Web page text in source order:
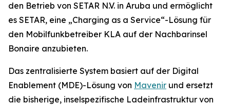
den Betrieb von SETAR N.V. in Aruba und ermöglicht
es SETAR, eine „Charging as a Service“-Lösung für
den Mobilfunkbetreiber KLA auf der Nachbarinsel
Bonaire anzubieten.
Das zentralisierte System basiert auf der Digital
Enablement (MDE)-Lösung von Mavenir und ersetzt
die bisherige, inselspezifische Ladeinfrastruktur von